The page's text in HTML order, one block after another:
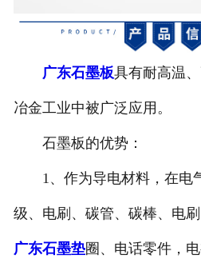
广
广
广
广东石墨板具有耐高温
冶金工业中被广泛应用。
石墨板的优势：
1、作为导电材料，在电
级、电刷、碳管、碳棒、电
广东石墨垫圈、电话零件，